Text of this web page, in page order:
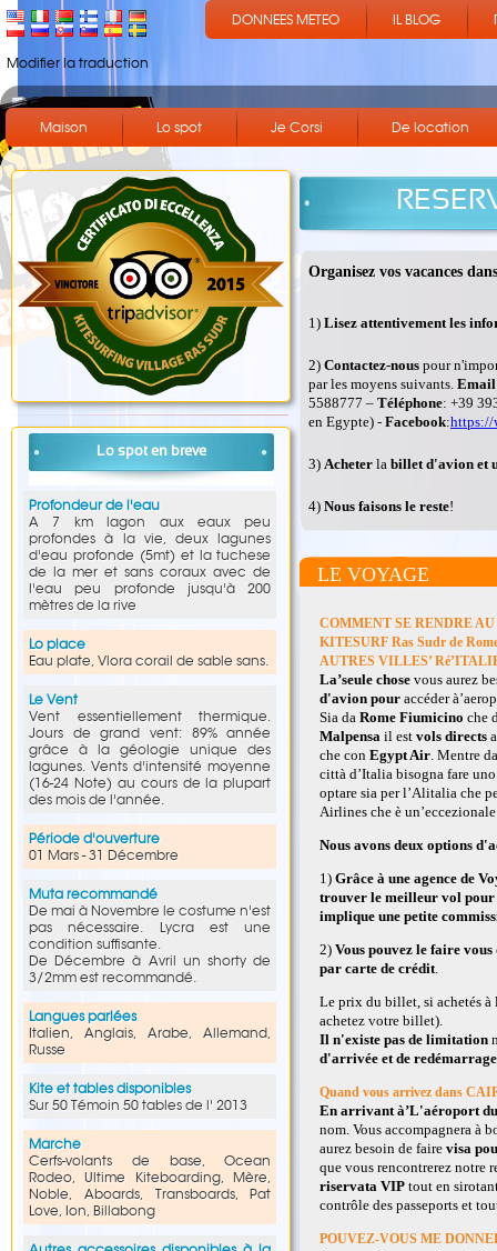
Modifier la traduction
DONNEES METEO IL BLOG
Maison Lo spot Je Corsi De location
Lo spot en breve
Profondeur de l'eau
A 7 km lagon aux eaux peu
profondes à la vie, deux lagunes
d'eau profonde (5mt) et la tuchese
de la mer et sans coraux avec de
l'eau peu profonde jusqu'à 200
mètres de la rive
Lo place
Eau plate, Vlora corail de sable sans.
Le Vent
Vent essentiellement thermique.
Jours de grand vent: 89% année
grâce à la géologie unique des
lagunes. Vents d'intensité moyenne
(16-24 Note) au cours de la plupart
des mois de l'année.
Période d'ouverture
01 Mars - 31 Décembre
Muta recommandé
De mai à Novembre le costume n'est
pas nécessaire. Lycra est une
condition suffisante.
De Décembre à Avril un shorty de
3/2mm est recommandé.
Langues parlées
Italien, Anglais, Arabe, Allemand,
Russe
Kite et tables disponibles
Sur 50 Témoin 50 tables de l' 2013
Marche
Cerfs-volants de base, Ocean
Rodeo, Ultime Kiteboarding, Mère,
Noble, Aboards, Transboards, Pat
Love, Ion, Billabong
Organisez vos vacances
1) Lisez attentivement les
2) Contactez-nous pour
par les moyens suivants. Email
5588777 – Téléphone: +39
en Egypte) - Facebook:https://
3) Acheter la billet d'avion et
4) Nous faisons le reste!
LE VOYAGE
COMMENT SE RENDRE
KITESURF Ras Sudr de
AUTRES VILLES’
La’seule chose vous aurez
d'avion pour accéder à’
Sia da Rome Fiumicino che
Malpensa il est vols directs
che con Egypt Air Mentre
città d’Italia bisogna fare
optare sia per l’Alitalia che
Airlines che è un’
Nous avons deux options
1) Grâce à une agence de
trouver le meilleur vol pour
implique une petite
2) Vous pouvez le faire
par carte de crédit
Le prix du billet, si achetés à
achetez votre billet).
Il n'existe pas de limitation
d'arrivée et de redémarrage
Quand vous arrivez dans
En arrivant à’L'aéroport du
nom. Vous accompagnera à
aurez besoin de faire visa
que vous rencontrerez notre
riservata VIP tout en
contrôle des passeports et
POUVEZ-VOUS ME